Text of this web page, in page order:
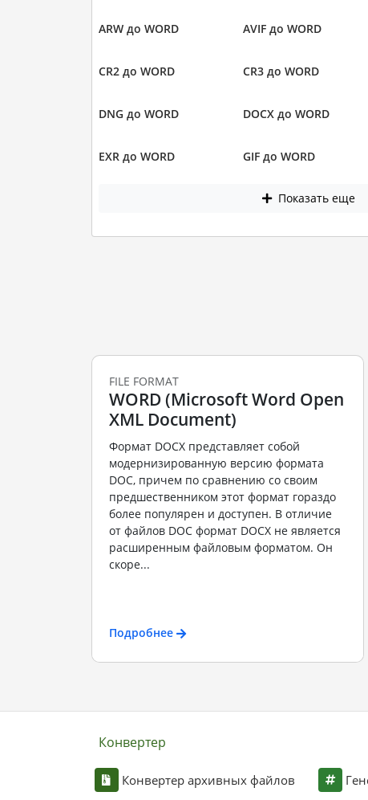
ARW до WORD AVIF до WORD
CR2 до WORD CR3 до WORD
DNG до WORD DOCX до WORD
EXR до WORD GIF до WORD
Показать еще
FILE FORMAT
WORD (Microsoft Word Open
XML Document)
Формат DOCX представляет собой
модернизированную версию формата
DOC, причем по сравнению со своим
предшественником этот формат гораздо
более популярен и доступен. В отличие
от файлов DOC формат DOCX не является
расширенным файловым форматом. Он
скоре...
Подробнее
Конвертер
Конвертер архивных файлов